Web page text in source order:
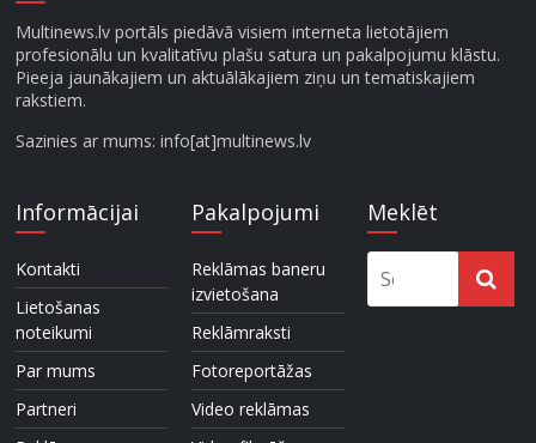
Multinews.lv portāls piedāvā visiem interneta lietotājiem
profesionālu un kvalitatīvu plašu satura un pakalpojumu klāstu.
Pieeja jaunākajiem un aktuālākajiem ziņu un tematiskajiem
rakstiem.
Sazinies ar mums: info[at]multinews.lv
Informācijai
Kontakti
Lietošanas
noteikumi
Par mums
Partneri
Pakalpojumi
Reklāmas baneru
izvietošana
Reklāmraksti
Fotoreportāžas
Video reklāmas
Meklēt